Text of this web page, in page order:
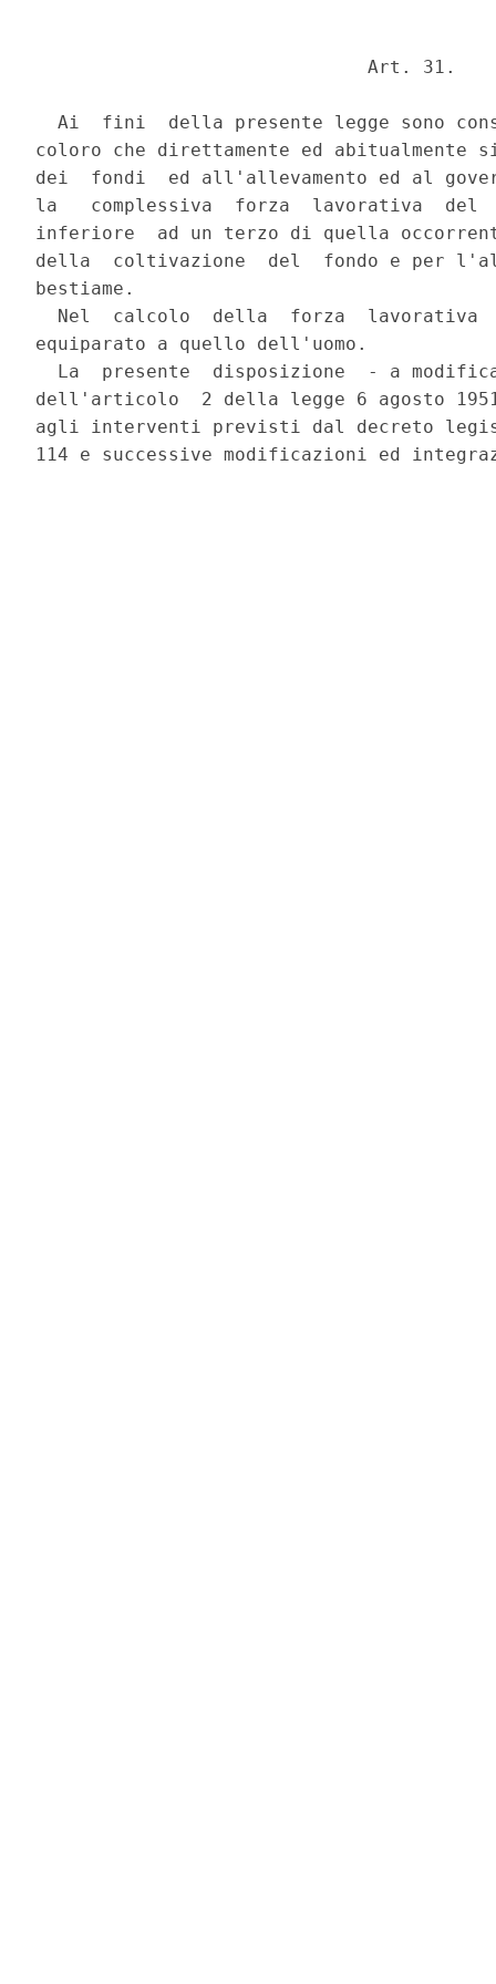
                              Art. 31.
Ai  fini  della presente legge sono
coloro che direttamente ed abitualmente
dei  fondi  ed all'allevamento ed al
la   complessiva  forza  lavorativa  del
inferiore  ad un terzo di quella
della  coltivazione  del  fondo e per
bestiame.
Nel  calcolo  della  forza  lavorativa
equiparato a quello dell'uomo.
La  presente  disposizione  - a
dell'articolo  2 della legge 6 agosto
agli interventi previsti dal decreto